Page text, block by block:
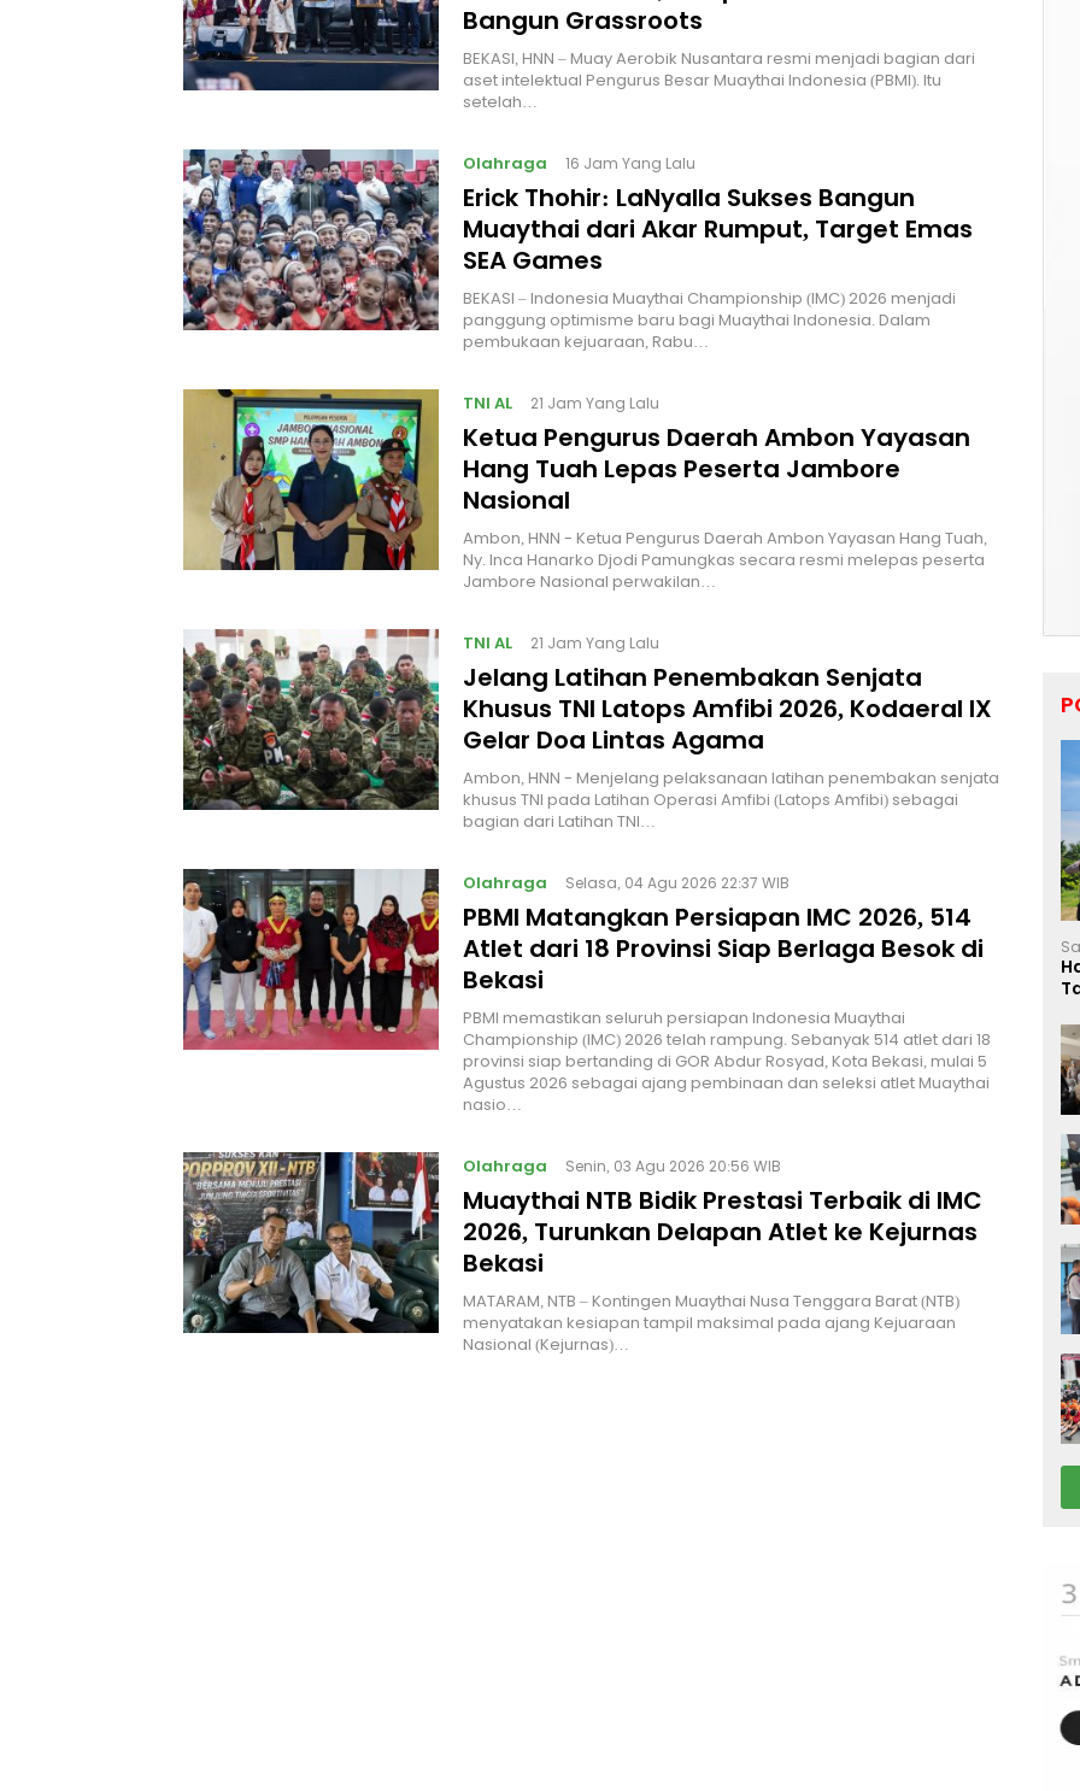
Bangun Grassroots
BEKASI, HNN – Muay Aerobik Nusantara resmi menjadi bagian dari
aset intelektual Pengurus Besar Muaythai Indonesia (PBMI). Itu
setelah…
Olahraga 16 Jam Yang Lalu
Erick Thohir: LaNyalla Sukses Bangun
Muaythai dari Akar Rumput, Target Emas
SEA Games
BEKASI – Indonesia Muaythai Championship (IMC) 2026 menjadi
panggung optimisme baru bagi Muaythai Indonesia. Dalam
pembukaan kejuaraan, Rabu…
TNI AL 21 Jam Yang Lalu
Ketua Pengurus Daerah Ambon Yayasan
Hang Tuah Lepas Peserta Jambore
Nasional
Ambon, HNN - Ketua Pengurus Daerah Ambon Yayasan Hang Tuah,
Ny. Inca Hanarko Djodi Pamungkas secara resmi melepas peserta
Jambore Nasional perwakilan…
TNI AL 21 Jam Yang Lalu
Jelang Latihan Penembakan Senjata
Khusus TNI Latops Amfibi 2026, Kodaeral IX
Gelar Doa Lintas Agama
Ambon, HNN - Menjelang pelaksanaan latihan penembakan senjata
khusus TNI pada Latihan Operasi Amfibi (Latops Amfibi) sebagai
bagian dari Latihan TNI…
Olahraga Selasa, 04 Agu 2026 22:37 WIB
PBMI Matangkan Persiapan IMC 2026, 514
Atlet dari 18 Provinsi Siap Berlaga Besok di
Bekasi
PBMI memastikan seluruh persiapan Indonesia Muaythai
Championship (IMC) 2026 telah rampung. Sebanyak 514 atlet dari 18
provinsi siap bertanding di GOR Abdur Rosyad, Kota Bekasi, mulai 5
Agustus 2026 sebagai ajang pembinaan dan seleksi atlet Muaythai
nasio…
Olahraga Senin, 03 Agu 2026 20:56 WIB
Muaythai NTB Bidik Prestasi Terbaik di IMC
2026, Turunkan Delapan Atlet ke Kejurnas
Bekasi
MATARAM, NTB – Kontingen Muaythai Nusa Tenggara Barat (NTB)
menyatakan kesiapan tampil maksimal pada ajang Kejuaraan
Nasional (Kejurnas)…